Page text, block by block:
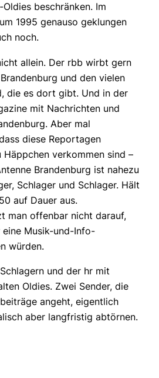
beschränken. Im
1995 genauso geklungen
noch.
allein. Der rbb wirbt gern
und den vielen
die es dort gibt. Und in der
mit Nachrichten und
Aber mal
diese Reportagen
Häppchen verkommen sind –
Brandenburg ist nahezu
Schlager und Schlager. Hält
auf Dauer aus.
man offenbar nicht darauf,
Musik-und-Info-
würden.
und der hr mit
Oldies. Zwei Sender, die
angeht, eigentlich
aber langfristig abtörnen.